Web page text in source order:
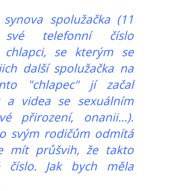
spolužačka (11
telefonní číslo
chlapci, se kterým se
další spolužačka na
"chlapec" jí začal
a videa se sexuálním
přirození, onanii...).
svým rodičům odmítá
mít průšvih, že takto
číslo. Jak bych měla